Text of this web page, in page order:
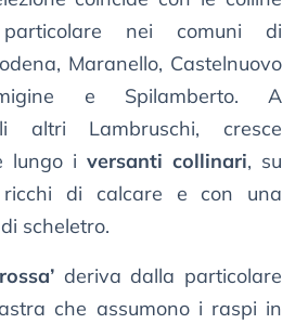
nei comuni di
Maranello, Castelnuovo
e Spilamberto. A
altri Lambruschi, cresce
lungo i versanti collinari, su
ricchi di calcare e con una
scheletro.
deriva dalla particolare
che assumono i raspi in